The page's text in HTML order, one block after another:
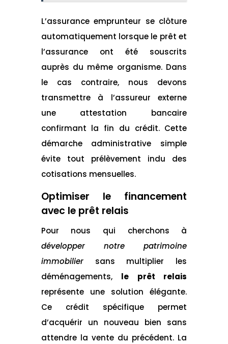
L’assurance emprunteur se clôture
automatiquement lorsque le prêt et
l’assurance ont été souscrits
auprès du même organisme. Dans
le cas contraire, nous devons
transmettre à l’assureur externe
une attestation bancaire
confirmant la fin du crédit. Cette
démarche administrative simple
évite tout prélèvement indu des
cotisations mensuelles.
Optimiser le financement
avec le prêt relais
Pour nous qui cherchons à
développer notre patrimoine
immobiliersans multiplier les
déménagements, le prêt relais
représente une solution élégante.
Ce crédit spécifique permet
d’acquérir un nouveau bien sans
attendre la vente du précédent. La